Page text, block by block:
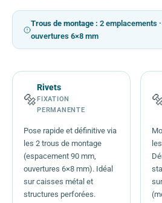
Trous de montage : 2 emplacements
ouvertures 6×8 mm
🔩
Rivets
FIXATION
PERMANENTE
Pose rapide et définitive via
les 2 trous de montage
(espacement 90 mm,
ouvertures 6×8 mm). Idéal
sur caisses métal et
structures perforées.